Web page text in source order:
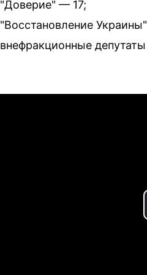
"Доверие" — 17;
"Восстановление
внефракционные